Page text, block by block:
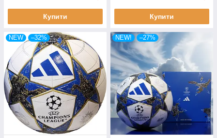
Купити Купити
NEW –32% NEW! –27%